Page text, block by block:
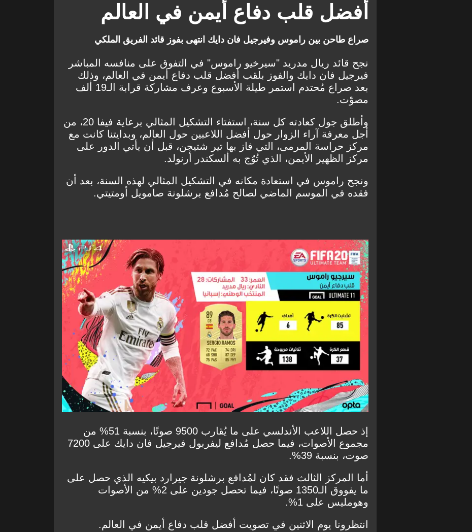
أفضل قلب دفاع أيمن في العالم
صراع طاحن بين راموس وفيرجيل فان دايك انتهى بفوز قائد الفريق الملكي
نجح قائد ريال مدريد "سيرخيو راموس" في التفوق على منافسه المباشر
فيرجيل فان دايك والفوز بلقب أفضل قلب دفاع أيمن في العالم، وذلك
بعد صراع مُحتدم استمر طيلة الأسبوع وعرف مشاركة قرابة الـ19 ألف
مصوّت.
وأطلق جول كعادته كل سنة، استفتاء التشكيل المثالي برعاية فيفا 20، من
أجل معرفة آراء الزوار حول أفضل اللاعبين حول العالم، وبدايتنا كانت مع
مركز حراسة المرمى، التي فاز بها تير شتيجن، قبل أن يأتي الدور على
مركز الظهير الأيمن، الذي تُوّج به ألسكندر أرنولد.
ونجح راموس في استعادة مكانه في التشكيل المثالي لهذه السنة، بعد أن
فقده في الموسم الماضي لصالح مُدافع برشلونة صامويل أومتيتي.
إذ حصل اللاعب الأندلسي على ما يُقارب 9500 صوتًا، بنسبة 51% من
مجموع الأصوات، فيما حصل مُدافع ليفربول فيرجيل فان دايك على 7200
صوت، بنسبة 39%.
أما المركز الثالث فقد كان لمُدافع برشلونة جيرارد بيكيه الذي حصل على
ما يفووق الـ1350 صوتًا، فيما تحصل جودين على 2% من الأصوات
وهومليس على 1%.
انتظرونا يوم الاثنين في تصويت أفضل قلب دفاع أيمن في العالم.